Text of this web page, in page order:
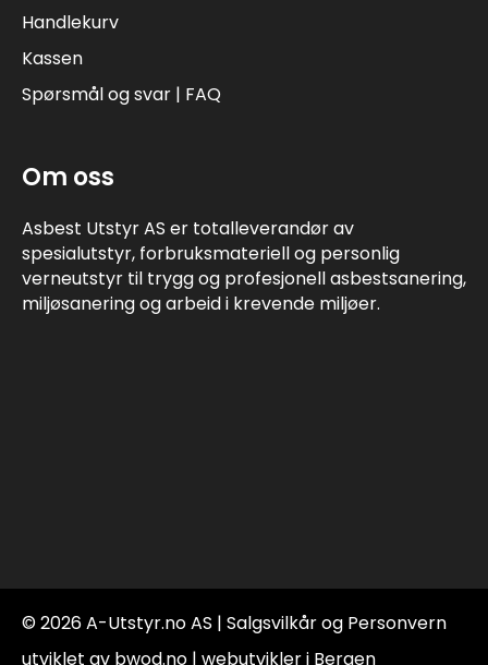
Handlekurv
Kassen
Spørsmål og svar | FAQ
Om oss
Asbest Utstyr AS er totalleverandør av
spesialutstyr, forbruksmateriell og personlig
verneutstyr til trygg og profesjonell asbestsanering,
miljøsanering og arbeid i krevende miljøer.
© 2026 A-Utstyr.no AS | Salgsvilkår og Personvern
utviklet av bwod.no | webutvikler i Bergen